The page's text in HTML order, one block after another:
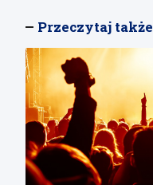
Przeczytaj także